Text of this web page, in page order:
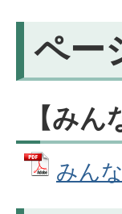
ペー
【み
みん